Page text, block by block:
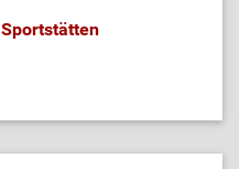
Sportstätten